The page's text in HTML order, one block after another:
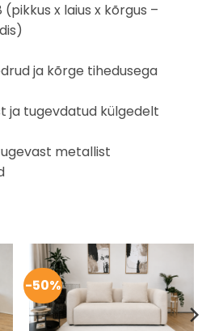
x laius x kõrgus –
ja kõrge tihedusega
ja tugevdatud külgedelt
metallist
-50%